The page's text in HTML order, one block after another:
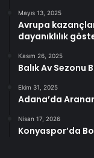
Mayıs 13, 2025
Avrupa
dayanıklılık
Kasım 26, 2025
Balık Av Sezonu
Ekim 31, 2025
Adana’da
Nisan 17, 2026
Konyaspor’da